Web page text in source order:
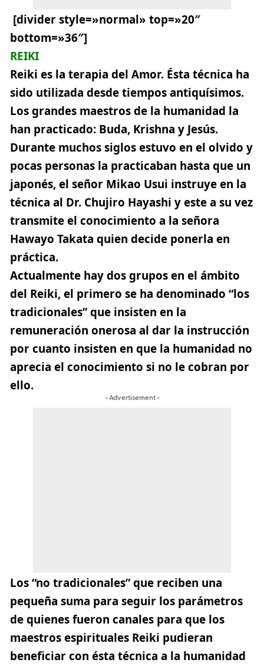
[divider style=»normal» top=»20″
bottom=»36″]
REIKI
Reiki es la terapia del Amor. Ésta técnica ha
sido utilizada desde tiempos antiquísimos.
Los grandes maestros de la humanidad la
han practicado: Buda, Krishna y Jesús.
Durante muchos siglos estuvo en el olvido y
pocas personas la practicaban hasta que un
japonés, el señor Mikao Usui instruye en la
técnica al Dr. Chujiro Hayashi y este a su vez
transmite el conocimiento a la señora
Hawayo Takata quien decide ponerla en
práctica.
Actualmente hay dos grupos en el ámbito
del Reiki, el primero se ha denominado “los
tradicionales” que insisten en la
remuneración onerosa al dar la instrucción
por cuanto insisten en que la humanidad no
aprecia el conocimiento si no le cobran por
ello.
- Advertisement -
Los “no tradicionales” que reciben una
pequeña suma para seguir los parámetros
de quienes fueron canales para que los
maestros espirituales Reiki pudieran
beneficiar con ésta técnica a la humanidad